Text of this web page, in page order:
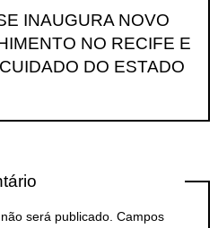
INAUGURA NOVO
NO RECIFE E
DO ESTADO
será publicado. Campos